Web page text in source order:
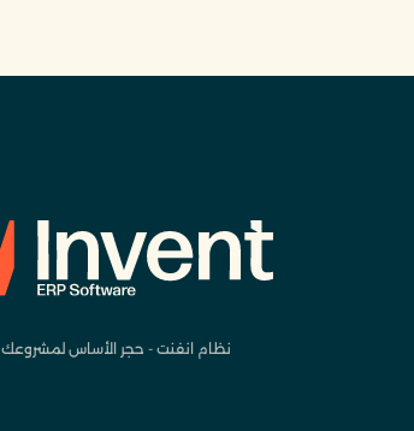
نظام انفنت - حجر الأساس لمشروعك